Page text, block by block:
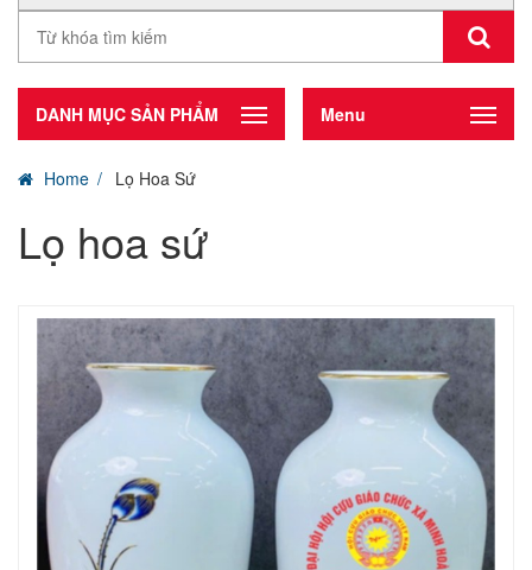
DANH MỤC SẢN PHẨM Menu
Home Lọ Hoa Sứ
Lọ hoa sứ